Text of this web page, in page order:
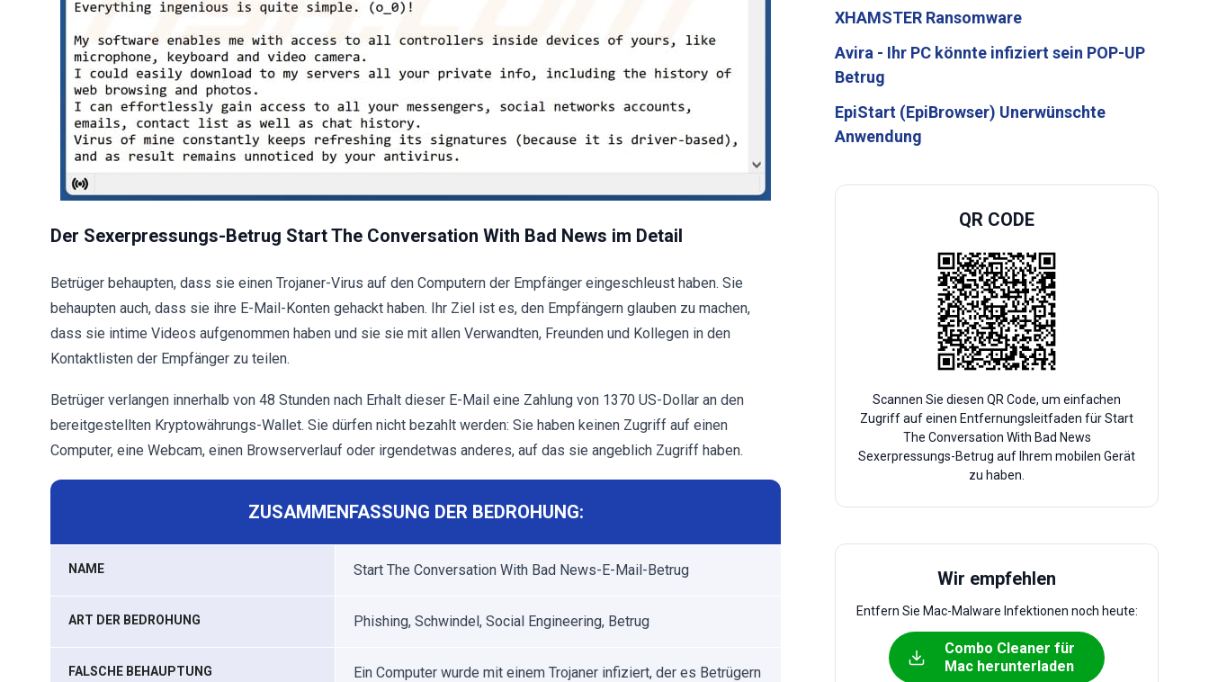
Der Sexerpressungs-Betrug Start The Conversation With Bad News im Detail
Betrüger behaupten, dass sie einen Trojaner-Virus auf den Computern der Empfänger eingeschleust haben. Sie
behaupten auch, dass sie ihre E-Mail-Konten gehackt haben. Ihr Ziel ist es, den Empfängern glauben zu machen,
dass sie intime Videos aufgenommen haben und sie sie mit allen Verwandten, Freunden und Kollegen in den
Kontaktlisten der Empfänger zu teilen.
Betrüger verlangen innerhalb von 48 Stunden nach Erhalt dieser E-Mail eine Zahlung von 1370 US-Dollar an den
bereitgestellten Kryptowährungs-Wallet. Sie dürfen nicht bezahlt werden: Sie haben keinen Zugriff auf einen
Computer, eine Webcam, einen Browserverlauf oder irgendetwas anderes, auf das sie angeblich Zugriff haben.
ZUSAMMENFASSUNG DER BEDROHUNG:
NAME Start The Conversation With Bad News-E-Mail-Betrug
ART DER BEDROHUNG Phishing, Schwindel, Social Engineering, Betrug
FALSCHE BEHAUPTUNG
Ein Computer wurde mit einem Trojaner infiziert, der es Betrügern
XHAMSTER Ransomware
Avira - Ihr PC könnte infiziert sein POP-UP
Betrug
EpiStart (EpiBrowser) Unerwünschte
Anwendung
QR CODE
Scannen Sie diesen QR Code, um einfachen
Zugriff auf einen Entfernungsleitfaden für Start
The Conversation With Bad News
Sexerpressungs-Betrug auf Ihrem mobilen Gerät
zu haben.
Wir empfehlen
Entfern Sie Mac-Malware Infektionen noch heute:
Combo Cleaner für
Mac herunterladen